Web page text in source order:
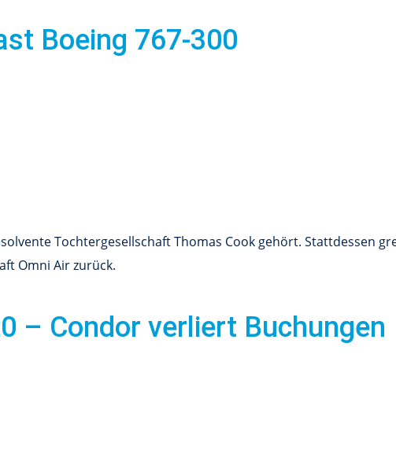
Boeing 767-300
Tochtergesellschaft Thomas Cook gehört. Stattdessen
Omni Air zurück.
– Condor verliert Buchungen